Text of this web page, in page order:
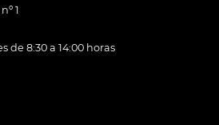
1
de 8:30 a 14:00 horas